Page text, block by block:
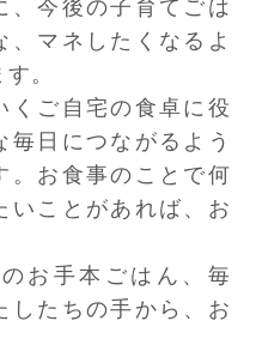
、今後の子育てごは
、マネしたくなるよ
。
くご自宅の食卓に役
毎日につながるよう
。お食事のことで何
いことがあれば、お
お手本ごはん、毎
したちの手から、お